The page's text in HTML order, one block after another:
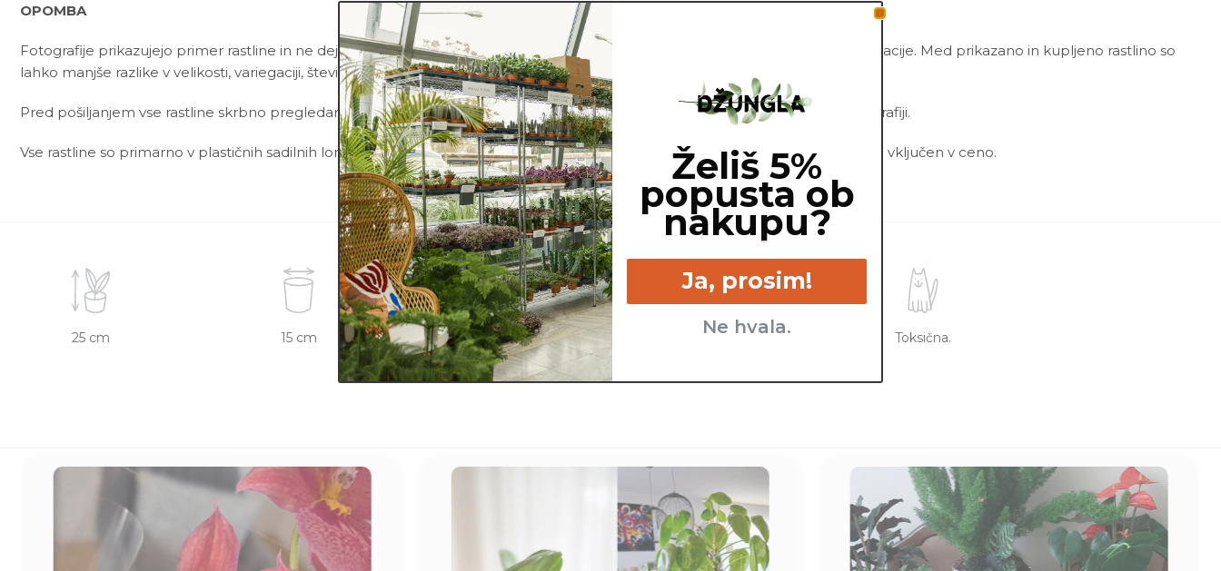
OPOMBA
Fotografije prikazujejo primer rastline in ne dejanske rastline, ki jo naročite. Ker je vsaka rastlina unikatna, so možne manjše variacije. Med prikazano in kupljeno rastlino so
lahko manjše razlike v velikosti, variegaciji, številu listov, vej, cvetov, itd …
Pred pošiljanjem vse rastline skrbno pregledamo in zagotovimo, da gredo na pot zdrave in čim bolj podobne izdelku na fotografiji.
Vse rastline so primarno v plastičnih sadilnih lončkih. Višino sadilnega lonca je možno razbrati iz slike z metrom. Okrasni lonec ni vključen v ceno.
25 cm 15 cm
Srednje - kadar se zgornji
sloj zemlje izsuši.
Veliko - posredna in
Toksična.
Želiš 5%
popusta ob
nakupu?
Ja, prosim!
Ne hvala.